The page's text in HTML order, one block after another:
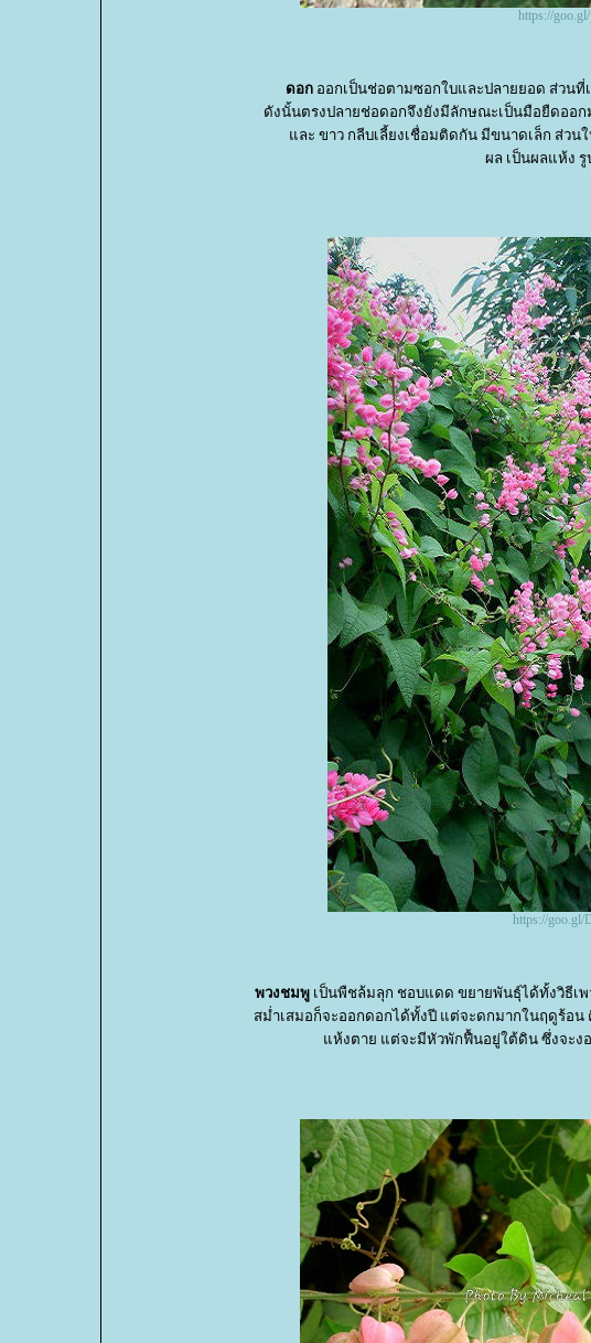
https://
ดอก ออกเป็นช่อตามซอกใบและปลายยอด ส่วน
ดังนั้นตรงปลายช่อดอกจึงยังมีลักษณะเป็นมือยืดออก
ละ ขาว กลีบเลี้ยงเชื่อมติดกัน มีขนาดเล็ก ส่ว
ผล เป็นผลแห้ง
https://goo.gl/
พวงชมพู เป็นพืชล้มลุก ชอบแดด ขยายพันธุ์ได้ทั้งวิธีเ
สม่ำเสมอก็จะออกดอกได้ทั้งปี แต่จะดกมากในฤดูร้อ
ห้งตาย แต่จะมีหัวพักฟื้นอยู่ใต้ดิน ซึ่งจะง